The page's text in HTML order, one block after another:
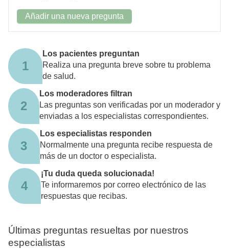
Añadir una nueva pregunta
1
Los pacientes preguntan
Realiza una pregunta breve sobre tu problema
de salud.
2
Los moderadores filtran
Las preguntas son verificadas por un moderador y
enviadas a los especialistas correspondientes.
3
Los especialistas responden
Normalmente una pregunta recibe respuesta de
más de un doctor o especialista.
4
¡Tu duda queda solucionada!
Te informaremos por correo electrónico de las
respuestas que recibas.
Últimas preguntas resueltas por nuestros
especialistas